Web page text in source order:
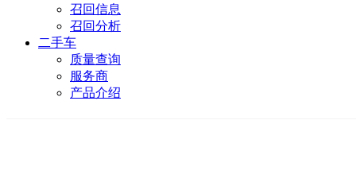
召回信息
召回分析
二手车
质量查询
服务商
产品介绍